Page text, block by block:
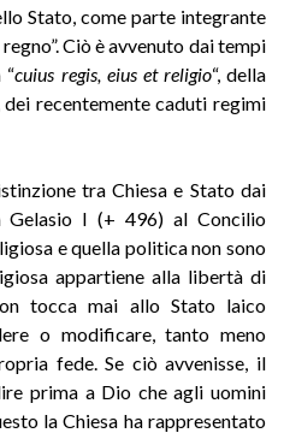
Stato, come parte integrante
Ciò è avvenuto dai tempi
“cuius regis, eius et religio“, della
recentemente caduti regimi
tra Chiesa e Stato dai
I (+ 496) al Concilio
e quella politica non sono
appartiene alla libertà di
tocca mai allo Stato laico
o modificare, tanto meno
fede. Se ciò avvenisse, il
prima a Dio che agli uomini
la Chiesa ha rappresentato